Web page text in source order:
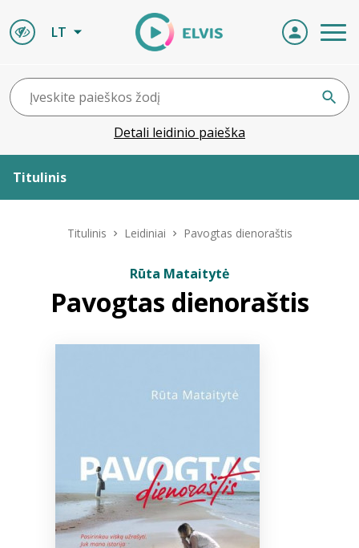
LT
Detali leidinio paieška
Titulinis
ELVIS atvyksta
+370 667 80 541
info@elvislab.lt
Titulinis Leidiniai Pavogtas dienoraštis
Rūta Mataitytė
Pavogtas dienoraštis